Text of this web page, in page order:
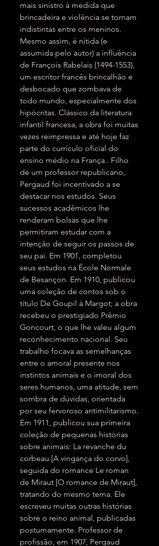
mais sinistro à medida que
brincadeira e violência se tornam
indistintas entre os meninos.
Mesmo assim, é nítida (e
assumida pelo autor) a influência
de François Rabelais (1494-1553),
um escritor francês brincalhão e
desbocado que zombava de
todo mundo, especialmente dos
hipócritas. Clássico da literatura
infantil francesa, a obra foi muitas
vezes reimpressa e até hoje faz
parte do currículo oficial do
ensino médio na França.. Filho
de um professor republicano,
Pergaud foi incentivado a se
destacar nos estudos. Seus
sucessos acadêmicos lhe
renderam bolsas que lhe
permitiram estudar com a
intenção de seguir os passos de
seu pai. Em 1901, completou
seus estudos na École Normale
de Besançon. Em 1910, publicou
uma coleção de contos sob o
título De Goupil à Margot; a obra
recebeu o prestigiado Prêmio
Goncourt, o que lhe valeu algum
reconhecimento nacional. Seu
trabalho focava as semelhanças
entre o amoral presente nos
instintos animais e o imoral dos
seres humanos, uma atitude, sem
sombra de dúvidas, orientada
por seu fervoroso antimilitarismo.
Em 1911, publicou sua primeira
coleção de pequenas histórias
sobre animais: La revanche du
corbeau [A vingança do corvo],
seguida do romance Le roman
de Miraut [O romance de Miraut],
tratando do mesmo tema. Ele
escreveu muitas outras histórias
sobre o reino animal, publicadas
postumamente. Professor de
profissão, em 1907, Pergaud